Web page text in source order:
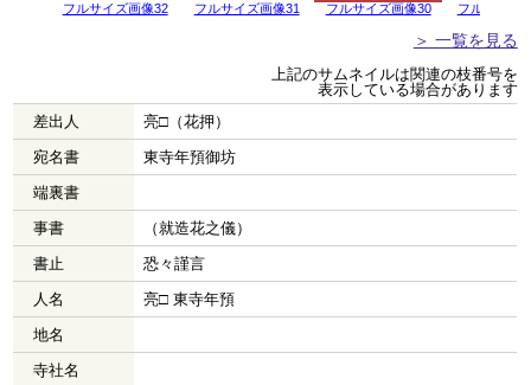
フルサイズ画像32 フルサイズ画像31 フルサイズ画像30 フルサイズ
＞ 一覧を見る
上記のサムネイルは関連の枝番号を
表示している場合があります
差出人
亮□（花押）
宛名書
東寺年預御坊
端裏書
事書
（就造花之儀）
書止
恐々謹言
人名
亮□ 東寺年預
地名
寺社名